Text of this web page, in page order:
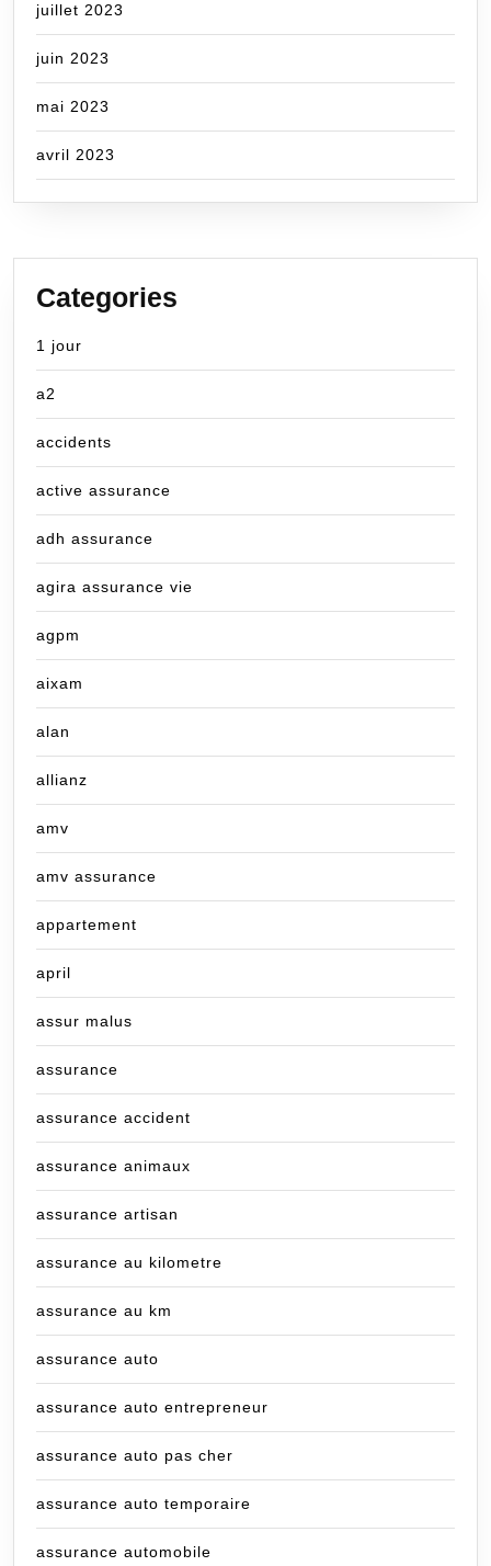
juillet 2023
juin 2023
mai 2023
avril 2023
Categories
1 jour
a2
accidents
active assurance
adh assurance
agira assurance vie
agpm
aixam
alan
allianz
amv
amv assurance
appartement
april
assur malus
assurance
assurance accident
assurance animaux
assurance artisan
assurance au kilometre
assurance au km
assurance auto
assurance auto entrepreneur
assurance auto pas cher
assurance auto temporaire
assurance automobile